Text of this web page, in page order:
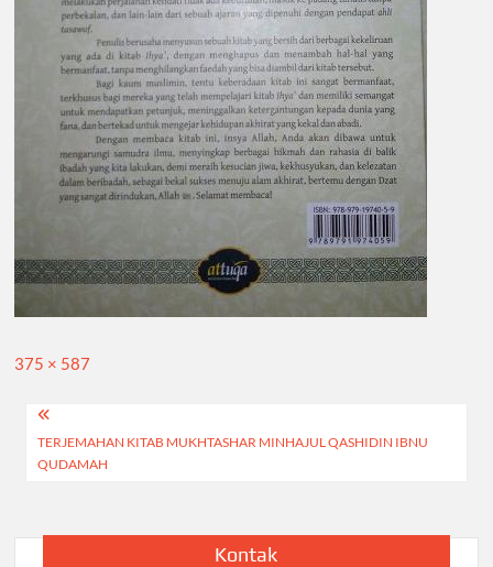
Full
375 × 587
Navigasi
pos
TERJEMAHAN KITAB MUKHTASHAR MINHAJUL QASHIDIN IBNU
QUDAMAH
Kontak